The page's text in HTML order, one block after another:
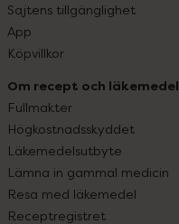
Sajtens tillgänglighet
App
Köpvillkor
Om recept och läkemedel
Fullmakter
Högkostnadsskyddet
Läkemedelsutbyte
Lämna in gammal medicin
Resa med läkemedel
Receptregistret